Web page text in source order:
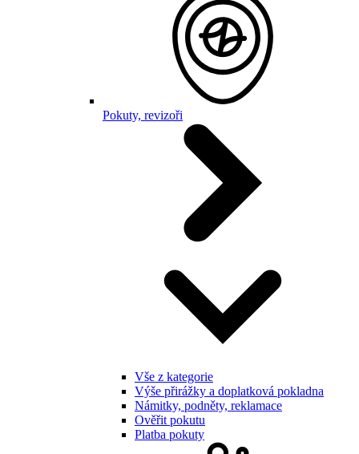
Pokuty, revizoři
Vše z kategorie
Výše přirážky a doplatková pokladna
Námitky, podněty, reklamace
Ověřit pokutu
Platba pokuty